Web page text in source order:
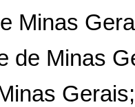
Minas
de Minas
Gerais;